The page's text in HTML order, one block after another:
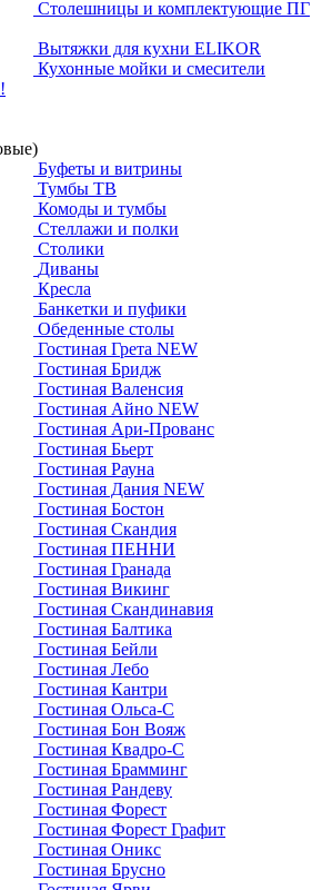
Столешницы и комплектующие ПГ
Вытяжки для кухни ELIKOR
Кухонные мойки и смесители
Буфеты и витрины
Тумбы ТВ
Комоды и тумбы
Стеллажи и полки
Столики
Диваны
Кресла
Банкетки и пуфики
Обеденные столы
Гостиная Грета NEW
Гостиная Бридж
Гостиная Валенсия
Гостиная Айно NEW
Гостиная Ари-Прованс
Гостиная Бьерт
Гостиная Рауна
Гостиная Дания NEW
Гостиная Бостон
Гостиная Скандия
Гостиная ПЕННИ
Гостиная Гранада
Гостиная Викинг
Гостиная Скандинавия
Гостиная Балтика
Гостиная Бейли
Гостиная Лебо
Гостиная Кантри
Гостиная Ольса-С
Гостиная Бон Вояж
Гостиная Квадро-С
Гостиная Брамминг
Гостиная Рандеву
Гостиная Форест
Гостиная Форест Графит
Гостиная Оникс
Гостиная Брусно